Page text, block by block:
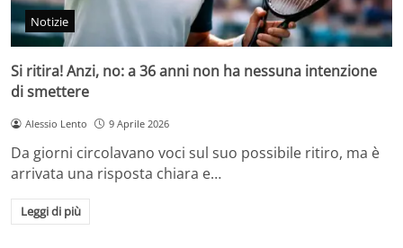
Notizie
Si ritira! Anzi, no: a 36 anni non ha nessuna intenzione
di smettere
Alessio Lento 9 Aprile 2026
Da giorni circolavano voci sul suo possibile ritiro, ma è
arrivata una risposta chiara e…
Leggi di più